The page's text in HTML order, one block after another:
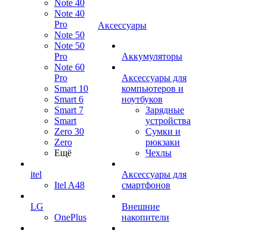
Note 40
Note 40
Pro
Note 50
Note 50
Pro
Note 60
Pro
Smart 10
Smart 6
Smart 7
Smart
Zero 30
Zero
Ещё
itel
Itel A48
LG
OnePlus
Аксессуары
Аккумуляторы
Аксессуары для
компьютеров и
ноутбуков
Зарядные
устройства
Сумки и
рюкзаки
Чехлы
Аксессуары для
смартфонов
Внешние
накопители